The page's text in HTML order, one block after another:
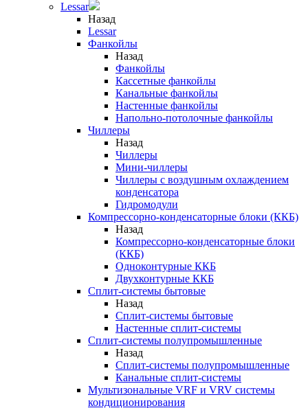
Lessar
Назад
Lessar
Фанкойлы
Назад
Фанкойлы
Кассетные фанкойлы
Канальные фанкойлы
Настенные фанкойлы
Напольно-потолочные фанкойлы
Чиллеры
Назад
Чиллеры
Мини-чиллеры
Чиллеры с воздушным охлаждением
конденсатора
Гидромодули
Компрессорно-конденсаторные блоки (ККБ)
Назад
Компрессорно-конденсаторные блоки
(ККБ)
Одноконтурные ККБ
Двухконтурные ККБ
Сплит-системы бытовые
Назад
Сплит-системы бытовые
Настенные сплит-системы
Сплит-системы полупромышленные
Назад
Сплит-системы полупромышленные
Канальные сплит-системы
Мультизональные VRF и VRV системы
кондиционирования